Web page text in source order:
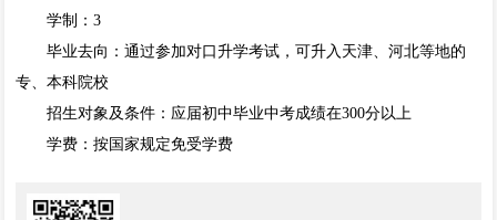
学制：3
毕业去向：通过参加对口升学考试，可升入天津、河北等地的
专、本科院校
招生对象及条件：应届初中毕业中考成绩在300分以上
学费：按国家规定免受学费